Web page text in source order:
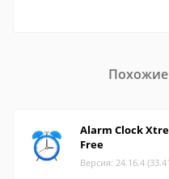
Alarm Clock
Free
Версия: 24.16.4